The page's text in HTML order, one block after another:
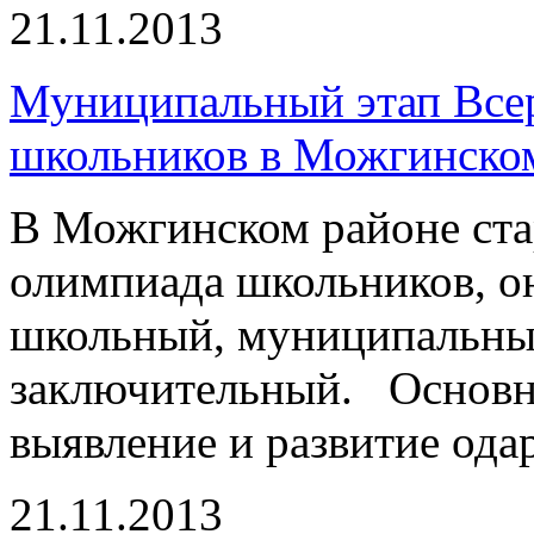
21.11.2013
Муниципальный этап
школьников в
В Можгинском районе
олимпиада школьников,
школьный,
заключительный.
выявление и развитие
21.11.2013